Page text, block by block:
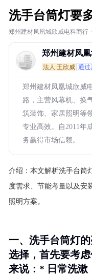
洗手台筒灯要
郑州建材凤凰城欣威电料商行 ·
郑州建材凤
法人:王欣威 通过
郑州建材凤凰城欣威
路，主营风幕机、换
筑装饰、家居照明等
专业高效。自2011年
务赢得市场信赖。
介绍： 本文解析洗手台筒
度需求、节能考量以及安
照明方案。
一、洗手台筒灯
选择，首先要考
来说：* 日常洗漱